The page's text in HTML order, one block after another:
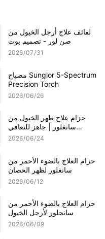
لفائف علاج أرجل الخيول من
صن لور - تصميم بوت
2026 07 31
مصباح Sunglor 5-Spectrum
Precision Torch
2026 06 26
حزام علاج ظهر الخيول من
سانغلور | جاهز للتعافي
الميداني
2026 06 24
حزام العلاج بالضوء الأحمر من
سانغلور لظهر الحصان
2026 06 12
حزام العلاج بالضوء الأحمر من
سانجلور لأرجل الخيول
2026 06 09